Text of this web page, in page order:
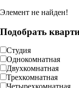
Элемент не найден!
Подобрать
Студия
Однокомнатная
Двухкомнатная
Трехкомнатная